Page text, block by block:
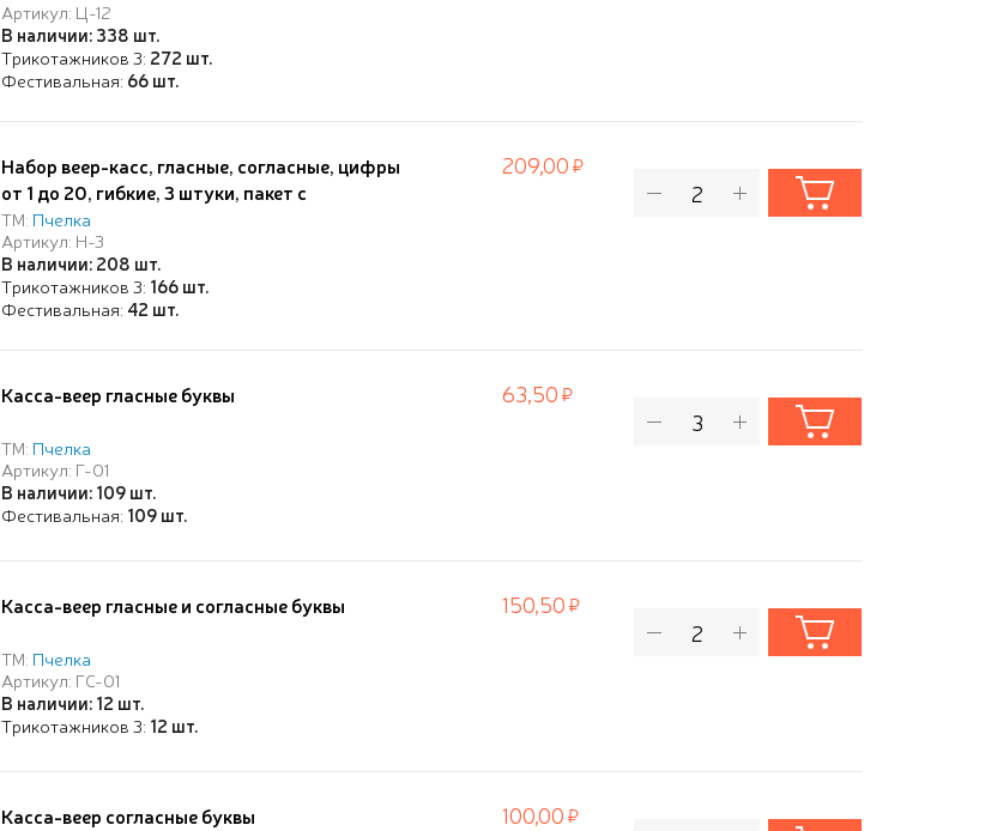
Артикул: Ц-12
В наличии: 338 шт.
Трикотажников 3: 272 шт.
Фестивальная: 66 шт.
Набор веер-касс, гласные, согласные, цифры
от 1 до 20, гибкие, 3 штуки, пакет с
европодвесом
ТМ: Пчелка
Артикул: Н-3
В наличии: 208 шт.
Трикотажников 3: 166 шт.
Фестивальная: 42 шт.
209,00
Касса-веер гласные буквы
ТМ: Пчелка
Артикул: Г-01
В наличии: 109 шт.
Фестивальная: 109 шт.
63,50
Касса-веер гласные и согласные буквы
ТМ: Пчелка
Артикул: ГС-01
В наличии: 12 шт.
Трикотажников 3: 12 шт.
150,50
Касса-веер согласные буквы 100,00